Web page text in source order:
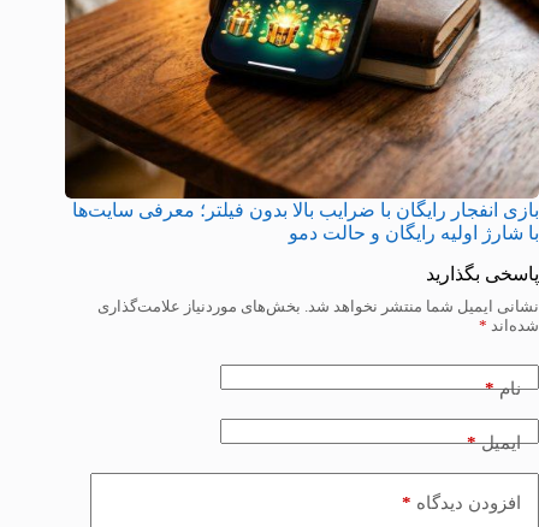
بازی انفجار رایگان با ضرایب بالا بدون فیلتر؛ معرفی سایت‌ها
با شارژ اولیه رایگان و حالت دمو
پاسخی بگذارید
نشانی ایمیل شما منتشر نخواهد شد. بخش‌های موردنیاز علامت‌گذاری
شده‌اند *
نام*
ایمیل*
افزودن دیدگاه *